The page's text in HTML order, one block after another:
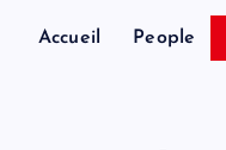
Accueil People